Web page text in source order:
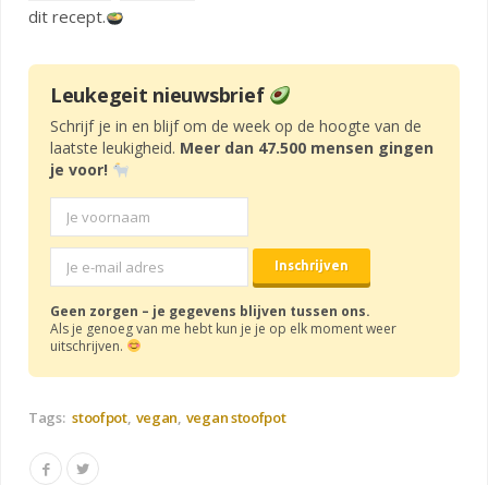
dit recept.
Leukegeit nieuwsbrief
Schrijf je in en blijf om de week op de hoogte van de
laatste leukigheid. Meer dan 47.500 mensen gingen
je voor!
Geen zorgen – je gegevens blijven tussen ons.
Als je genoeg van me hebt kun je je op elk moment weer
uitschrijven.
Tags: stoofpot vegan vegan stoofpot